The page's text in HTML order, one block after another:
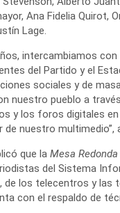
Ana Fidelia Quirot,
Lage.
intercambiamos
del Partido y el
sociales y de
nuestro pueblo a
y los foros digitales en
de nuestro multimedio”,
que la Mesa Redonda
del Sistema
de los telecentros y las
con el respaldo de